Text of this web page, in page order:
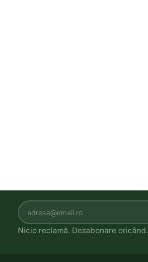
Nicio reclamă. Dezabonare oricând.